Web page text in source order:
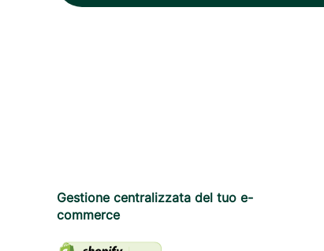
Gestione centralizzata del tuo e-
commerce